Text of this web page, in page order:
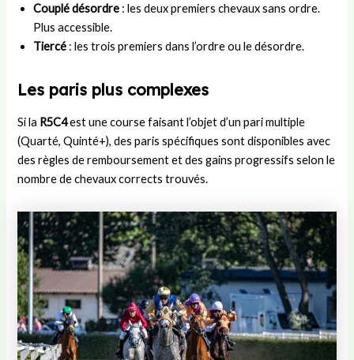
Couplé désordre : les deux premiers chevaux sans ordre.
Plus accessible.
Tiercé : les trois premiers dans l’ordre ou le désordre.
Les paris plus complexes
Si la R5C4est une course faisant l’objet d’un pari multiple
(Quarté, Quinté+), des paris spécifiques sont disponibles avec
des règles de remboursement et des gains progressifs selon le
nombre de chevaux corrects trouvés.